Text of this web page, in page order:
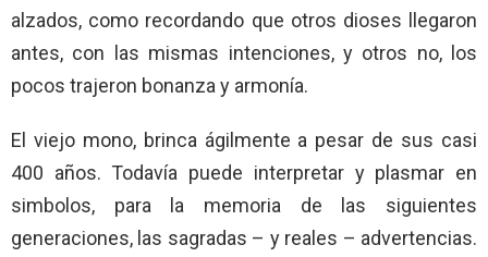
alzados, como recordando que otros dioses llegaron
antes, con las mismas intenciones, y otros no, los
pocos trajeron bonanza y armonía.
El viejo mono, brinca ágilmente a pesar de sus casi
400 años. Todavía puede interpretar y plasmar en
simbolos, para la memoria de las siguientes
generaciones, las sagradas – y reales – advertencias.